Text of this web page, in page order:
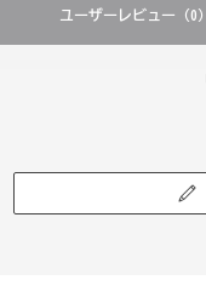
ユーザーレビュー （0）